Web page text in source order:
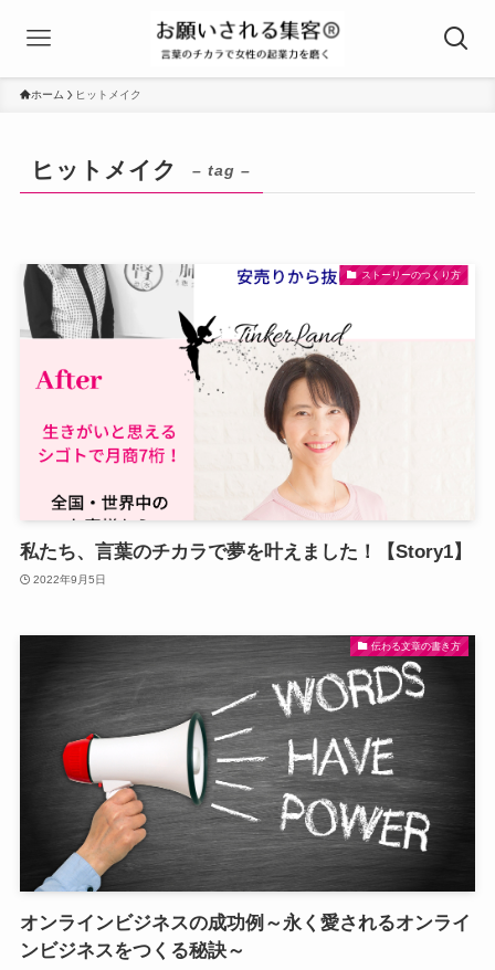
ホーム ヒットメイク
ヒットメイク – tag –
ストーリーのつくり方
私たち、言葉のチカラで夢を叶えました！【Story1】
2022年9月5日
伝わる文章の書き方
オンラインビジネスの成功例～永く愛されるオンライ
ンビジネスをつくる秘訣～